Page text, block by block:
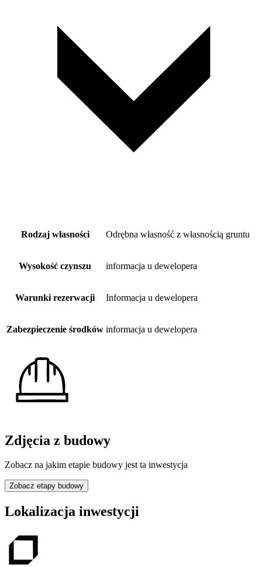
Rodzaj własności Odrębna własność z własnością gruntu
Wysokość czynszu informacja u dewelopera
Warunki rezerwacji Informacja u dewelopera
Zabezpieczenie środków informacja u dewelopera
Zdjęcia z budowy
Zobacz na jakim etapie budowy jest ta inwestycja
Zobacz etapy budowy
Lokalizacja inwestycji